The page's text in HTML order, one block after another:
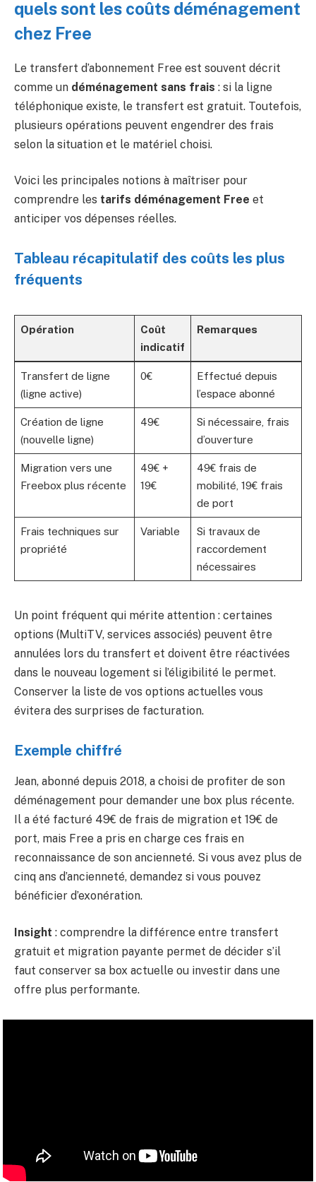
quels sont les coûts déménagement
chez Free
Le transfert d’abonnement Free est souvent décrit
comme un déménagement sans frais : si la ligne
téléphonique existe, le transfert est gratuit. Toutefois,
plusieurs opérations peuvent engendrer des frais
selon la situation et le matériel choisi.
Voici les principales notions à maîtriser pour
comprendre les tarifs déménagement Free et
anticiper vos dépenses réelles.
Tableau récapitulatif des coûts les plus
fréquents
Opération
Coût
indicatif
Remarques
Transfert de ligne
(ligne active)
0€
Effectué depuis
l’espace abonné
Création de ligne
(nouvelle ligne)
49€
Si nécessaire, frais
d’ouverture
Migration vers une
Freebox plus récente
49€ +
19€
49€ frais de
mobilité, 19€ frais
de port
Frais techniques sur
propriété
Variable
Si travaux de
raccordement
nécessaires
Un point fréquent qui mérite attention : certaines
options (MultiTV, services associés) peuvent être
annulées lors du transfert et doivent être réactivées
dans le nouveau logement si l’éligibilité le permet.
Conserver la liste de vos options actuelles vous
évitera des surprises de facturation.
Exemple chiffré
Jean, abonné depuis 2018, a choisi de profiter de son
déménagement pour demander une box plus récente.
Il a été facturé 49€ de frais de migration et 19€ de
port, mais Free a pris en charge ces frais en
reconnaissance de son ancienneté. Si vous avez plus de
cinq ans d’ancienneté, demandez si vous pouvez
bénéficier d’exonération.
Insight : comprendre la différence entre transfert
gratuit et migration payante permet de décider s’il
faut conserver sa box actuelle ou investir dans une
offre plus performante.